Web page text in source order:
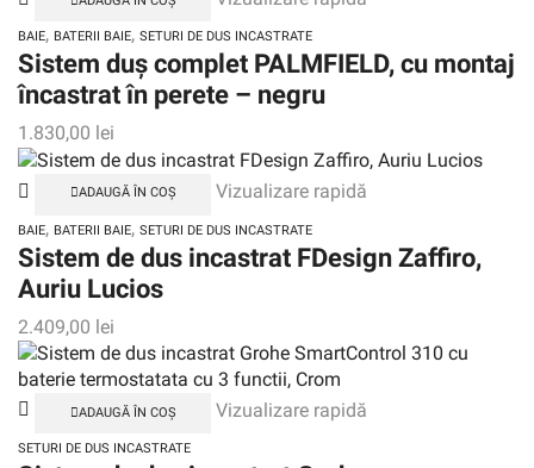
BAIE, BATERII BAIE, SETURI DE DUS INCASTRATE
Sistem duș complet PALMFIELD, cu montaj
încastrat în perete – negru
1.830,00 lei
ADAUGĂ ÎN COȘ Vizualizare rapidă
BAIE, BATERII BAIE, SETURI DE DUS INCASTRATE
Sistem de dus incastrat FDesign Zaffiro,
Auriu Lucios
2.409,00 lei
ADAUGĂ ÎN COȘ Vizualizare rapidă
SETURI DE DUS INCASTRATE